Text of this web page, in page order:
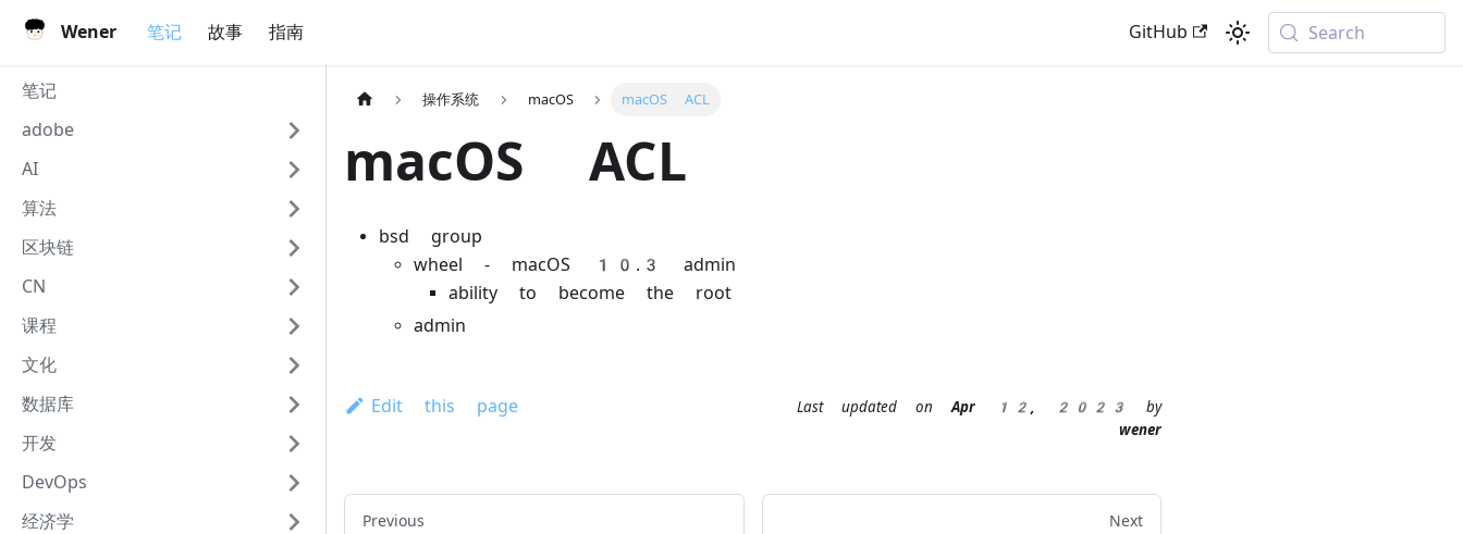
Wener 笔记 故事 指南 GitHub Search
笔记
adobe
AI
算法
区块链
CN
课程
文化
数据库
开发
DevOps
经济学
操作系统 macOS macOS ACL
macOS ACL
bsd group
wheel - macOS 10.3 admin
ability to become the root
admin
Edit this page Last updated onApr 12, 2023
by
wener
Previous Next